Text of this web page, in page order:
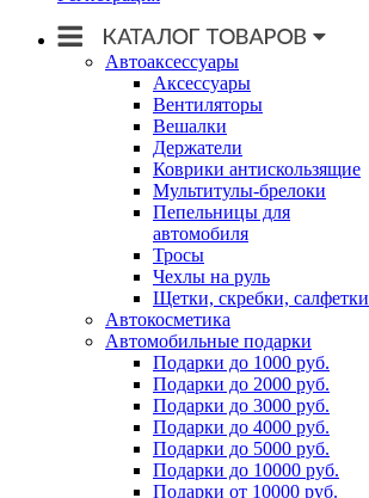
Автоаксессуары
Аксессуары
Вентиляторы
Вешалки
Держатели
Коврики антискользящие
Мультитулы-брелоки
Пепельницы для
автомобиля
Тросы
Чехлы на руль
Щетки, скребки, салфетки
Автокосметика
Автомобильные подарки
Подарки до 1000 руб.
Подарки до 2000 руб.
Подарки до 3000 руб.
Подарки до 4000 руб.
Подарки до 5000 руб.
Подарки до 10000 руб.
Подарки от 10000 руб.